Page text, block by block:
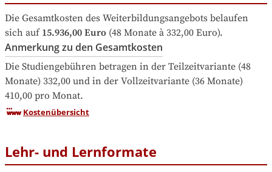
Die Gesamtkosten des Weiterbildungsangebots belaufen
sich auf 15.936,00 Euro (48 Monate à 332,00 Euro).
Anmerkung zu den Gesamtkosten
Die Studiengebühren betragen in der Teilzeitvariante (48
Monate) 332,00 und in der Vollzeitvariante (36 Monate)
410,00 pro Monat.
Kostenübersicht
Lehr- und Lernformate